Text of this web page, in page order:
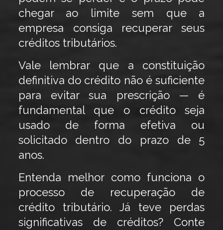
chegar ao limite sem que a
empresa consiga recuperar seus
créditos tributários.
Vale lembrar que a constituição
definitiva do crédito não é suficiente
para evitar sua prescrição — é
fundamental que o crédito seja
usado de forma efetiva ou
solicitado dentro do prazo de 5
anos.
Entenda melhor como funciona o
processo de recuperação de
crédito tributário. Já teve perdas
significativas de créditos? Conte